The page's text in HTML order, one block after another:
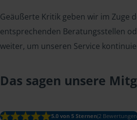
Geäußerte Kritik geben wir im Zuge
entsprechenden Beratungsstellen
weiter, um unseren Service
Das sagen unsere
5.0 von 5 Sternen(2